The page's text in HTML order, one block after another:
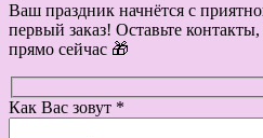
Ваш праздник начнётся с
первый заказ! Оставьте
прямо сейчас 🎁
Как Вас зовут *